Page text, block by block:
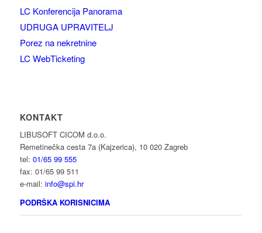
LC Konferencija Panorama
UDRUGA UPRAVITELJ
Porez na nekretnine
LC WebTicketing
KONTAKT
LIBUSOFT CICOM d.o.o.
Remetinečka cesta 7a (Kajzerica), 10 020 Zagreb
tel: 01/65 99 555
fax: 01/65 99 511
e-mail: info@spi.hr
PODRŠKA KORISNICIMA